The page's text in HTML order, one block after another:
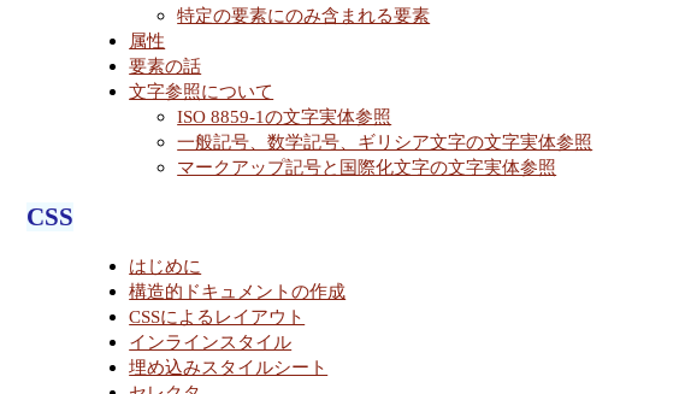
特定の要素にのみ含まれる要素
属性
要素の話
文字参照について
ISO 8859-1の文字実体参照
一般記号、数学記号、ギリシア文字の文字実体参照
マークアップ記号と国際化文字の文字実体参照
CSS
はじめに
構造的ドキュメントの作成
CSSによるレイアウト
インラインスタイル
埋め込みスタイルシート